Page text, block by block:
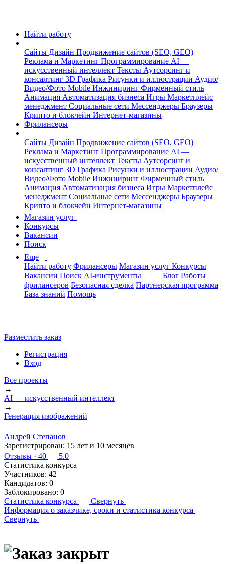
Найти работу
Сайты Дизайн Продвижение сайтов (SEO, GEO)
Реклама и Маркетинг Программирование AI —
искусственный интеллект Тексты Аутсорсинг и
консалтинг 3D Графика Рисунки и иллюстрации Аудио/
Видео/Фото Mobile Инжиниринг Фирменный стиль
Анимация Автоматизация бизнеса Игры Маркетплейс
менеджмент Социальные сети Мессенджеры Браузеры
Крипто и блокчейн Интернет-магазины
Фрилансеры
Сайты Дизайн Продвижение сайтов (SEO, GEO)
Реклама и Маркетинг Программирование AI —
искусственный интеллект Тексты Аутсорсинг и
консалтинг 3D Графика Рисунки и иллюстрации Аудио/
Видео/Фото Mobile Инжиниринг Фирменный стиль
Анимация Автоматизация бизнеса Игры Маркетплейс
менеджмент Социальные сети Мессенджеры Браузеры
Крипто и блокчейн Интернет-магазины
Магазин услуг
Конкурсы
Вакансии
Поиск
Еще
Найти работу Фрилансеры Магазин услуг Конкурсы
Вакансии Поиск AI-инструменты Блог Работы
фрилансеров Безопасная сделка Партнерская программа
База знаний Помощь
Разместить заказ
Регистрация
Вход
Все проекты
→
AI — искусственный интеллект
→
Генерация изображений
Андрей Степанов
Зарегистрирован: 15 лет и 10 месяцев
Отзывы · 40
5.0
Статистика конкурса
Участников: 42
Кандидатов: 0
Заблокировано: 0
Статистика конкурса
Свернуть
Информация о заказчике, сроки и статистика конкурса
Свернуть